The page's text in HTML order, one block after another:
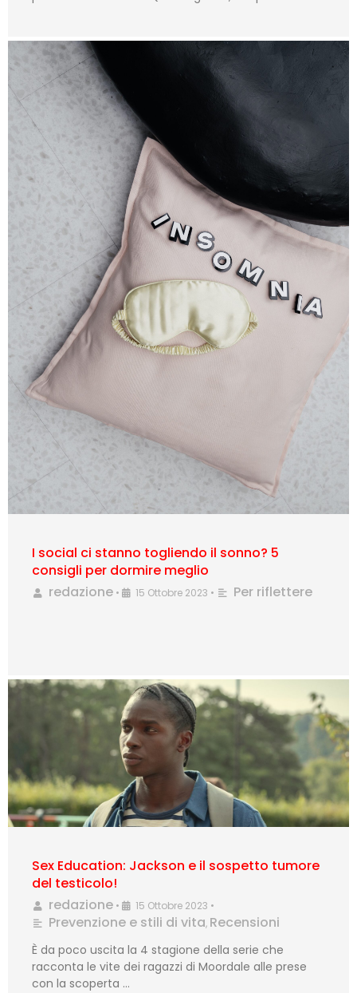
I social ci stanno togliendo il sonno? 5
consigli per dormire meglio
redazione • 15 Ottobre 2023 • Per riflettere
Sex Education: Jackson e il sospetto tumore
del testicolo!
redazione • 15 Ottobre 2023 •
Prevenzione e stili di vita, Recensioni
È da poco uscita la 4 stagione della serie che
racconta le vite dei ragazzi di Moordale alle prese
con la scoperta …